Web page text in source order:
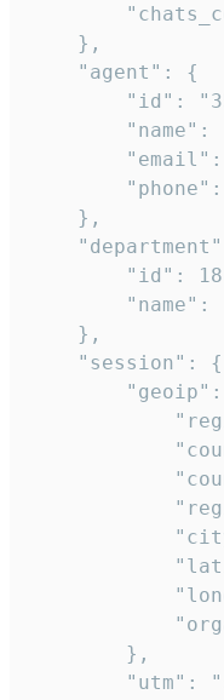
    },
    "agent": {
"id":
"name":
    },
"id":
"name":
    },
    "session": {
        },
"utm":